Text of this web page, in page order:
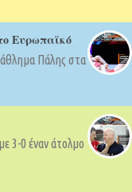
Ευρωπαϊκό
Πάλης στα
3-0 έναν άτολμο